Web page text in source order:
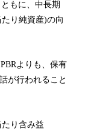
もに、中長期
り純資産)の向
よりも、保有
が行われること
り含み益